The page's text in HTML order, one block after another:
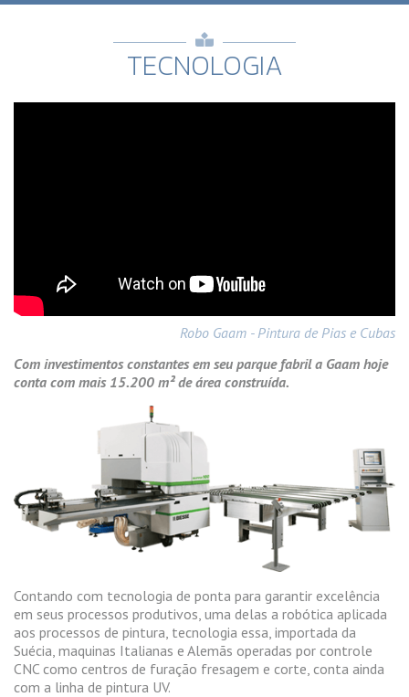
TECNOLOGIA
Robo Gaam - Pintura de Pias e Cubas
Com investimentos constantes em seu parque fabril a Gaam hoje
conta com mais 15.200 m² de área construída.
Contando com tecnologia de ponta para garantir excelência
em seus processos produtivos, uma delas a robótica aplicada
aos processos de pintura, tecnologia essa, importada da
Suécia, maquinas Italianas e Alemãs operadas por controle
CNC como centros de furação fresagem e corte, conta ainda
com a linha de pintura UV.